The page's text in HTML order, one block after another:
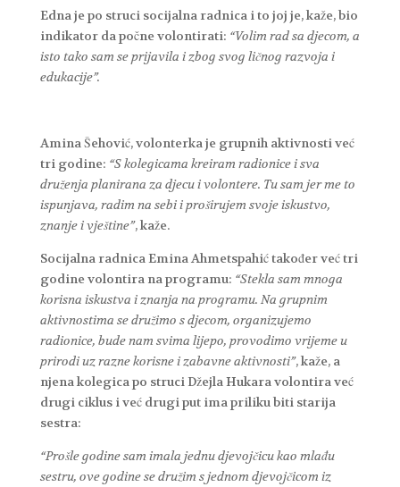
Edna je po struci socijalna radnica i to joj je, kaže, bio
indikator da počne volontirati: “Volim rad sa djecom, a
isto tako sam se prijavila i zbog svog ličnog razvoja i
edukacije”.
Amina Šehović, volonterka je grupnih aktivnosti već
tri godine: “S kolegicama kreiram radionice i sva
druženja planirana za djecu i volontere. Tu sam jer me to
ispunjava, radim na sebi i proširujem svoje iskustvo,
znanje i vještine”, kaže.
Socijalna radnica Emina Ahmetspahić također već tri
godine volontira na programu: “Stekla sam mnoga
korisna iskustva i znanja na programu. Na grupnim
aktivnostima se družimo s djecom, organizujemo
radionice, bude nam svima lijepo, provodimo vrijeme u
prirodi uz razne korisne i zabavne aktivnosti”, kaže, a
njena kolegica po struci Džejla Hukara volontira već
drugi ciklus i već drugi put ima priliku biti starija
sestra:
“Prošle godine sam imala jednu djevojčicu kao mlađu
sestru, ove godine se družim s jednom djevojčicom iz